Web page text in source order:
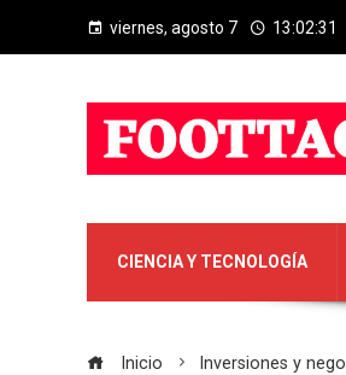
viernes, agosto 7 13:02:32
CIENCIA Y TECNOLOGÍA
Inicio Inversiones y